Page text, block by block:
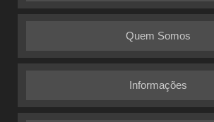
Quem Somos
Informações